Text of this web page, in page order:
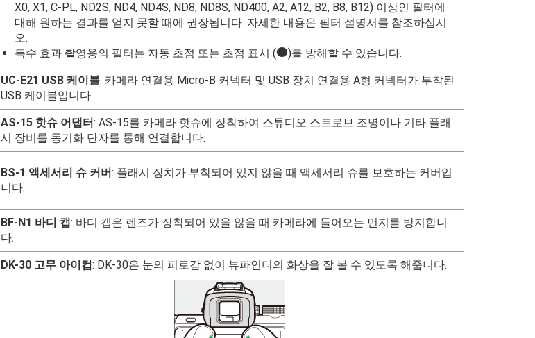
X0, X1, C-PL, ND2S, ND4, ND4S, ND8, ND8S, ND400, A2, A12, B2, B8, B12) 이상인 필터에
대해 원하는 결과를 얻지 못할 때에 권장됩니다. 자세한 내용은 필터 설명서를 참조하십시
오.
특수 효과 촬영용의 필터는 자동 초점 또는 초점 표시 (I)를 방해할 수 있습니다.
UC-E21 USB 케이블: 카메라 연결용 Micro-B 커넥터 및 USB 장치 연결용 A형 커넥터가 부착된
USB 케이블입니다.
AS-15 핫슈 어댑터: AS-15를 카메라 핫슈에 장착하여 스튜디오 스트로브 조명이나 기타 플래
시 장비를 동기화 단자를 통해 연결합니다.
BS-1 액세서리 슈 커버: 플래시 장치가 부착되어 있지 않을 때 액세서리 슈를 보호하는 커버입
니다.
BF-N1 바디 캡: 바디 캡은 렌즈가 장착되어 있을 않을 때 카메라에 들어오는 먼지를 방지합니
다.
DK-30 고무 아이컵: DK-30은 눈의 피로감 없이 뷰파인더의 화상을 잘 볼 수 있도록 해줍니다.